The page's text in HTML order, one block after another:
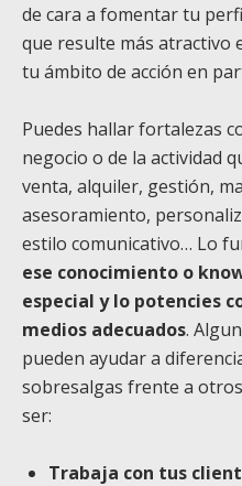
de cara a fomentar tu
que resulte más atractivo
tu ámbito de acción en
Puedes hallar fortalezas
negocio o de la actividad
venta, alquiler, gestión,
asesoramiento,
estilo comunicativo… Lo
ese conocimiento o
especial y lo potencies
medios adecuados.
pueden ayudar a
sobresalgas frente a
ser:
Trabaja con tus